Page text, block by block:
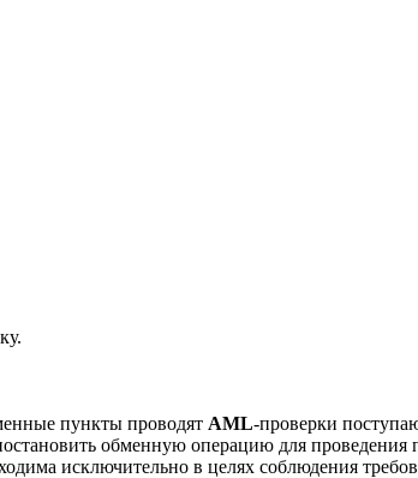
пункты проводят AML-проверки
обменную операцию для проведения
исключительно в целях соблюдения